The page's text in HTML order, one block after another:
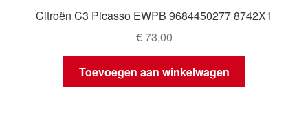
Citroën C3 Picasso EWPB 9684450277 8742X1
€73,00
Toevoegen aan winkelwagen